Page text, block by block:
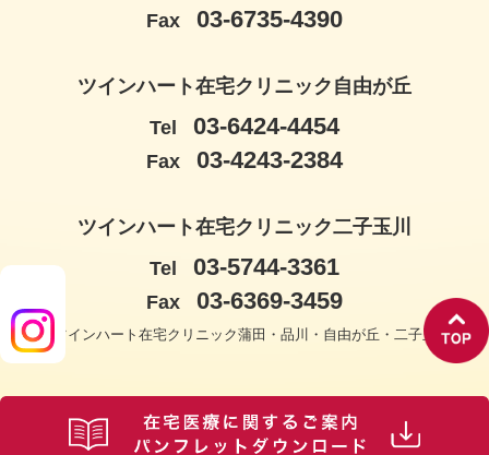
Fax 03-6735-4390
ツインハート在宅クリニック自由が丘
Tel
03-6424-4454
Fax 03-4243-2384
ツインハート在宅クリニック二子玉川
Tel
03-5744-3361
Fax 03-6369-3459
© ツインハート在宅クリニック蒲田・品川・自由が丘・二子玉川